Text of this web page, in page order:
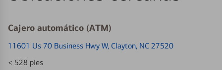
Cajero automático (ATM)
11601 Us 70 Business Hwy W, Clayton, NC 27520
< 528 pies